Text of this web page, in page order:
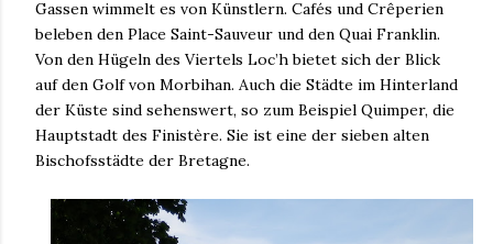
Gassen wimmelt es von Künstlern. Cafés und Crêperien
beleben den Place Saint-Sauveur und den Quai Franklin.
Von den Hügeln des Viertels Loc’h bietet sich der Blick
auf den Golf von Morbihan. Auch die Städte im Hinterland
der Küste sind sehenswert, so zum Beispiel Quimper, die
Hauptstadt des Finistère. Sie ist eine der sieben alten
Bischofsstädte der Bretagne.